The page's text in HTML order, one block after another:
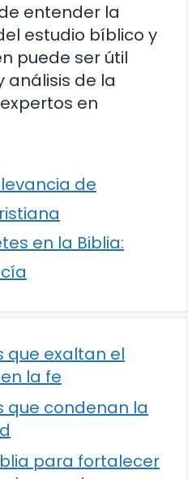
entender la
estudio bíblico y
puede ser útil
análisis de la
en
de
en la Biblia:
que exaltan el
la fe
que condenan la
para fortalecer